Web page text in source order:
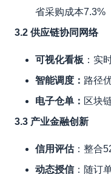
省采购成本7.3%
3.2 供应链协同网络
可视化看板 ：实
智能调度： 路径
电子仓单： 区块
3.3 产业金融创新
信用评估：整合
动态授信：随订